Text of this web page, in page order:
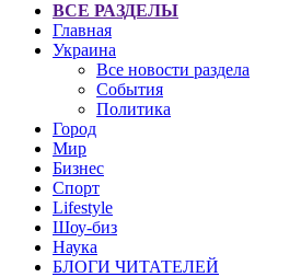
ВСЕ РАЗДЕЛЫ
Главная
Украина
Все новости раздела
События
Политика
Город
Мир
Бизнес
Спорт
Lifestyle
Шоу-биз
Наука
БЛОГИ ЧИТАТЕЛЕЙ